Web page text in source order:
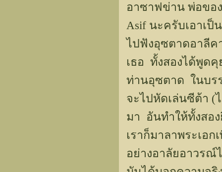
อาซาฟข่าน พ่อของ
Asif นะครับเอาเป็
ไปฟังอุซตาดอาลีค
เธอ ทั้งสองได้พูดคุ
ท่านอุซตาด ในบร
จะไปหัดเล่นซีต้า (
มา อันทำให้ทั้งสอ
เราก็มาลาพระเอ
อย่างอาลัยอาวร